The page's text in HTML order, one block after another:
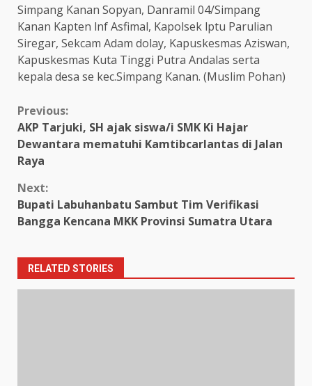
Simpang Kanan Sopyan, Danramil 04/Simpang
Kanan Kapten lnf Asfimal, Kapolsek lptu Parulian
Siregar, Sekcam Adam dolay, Kapuskesmas Aziswan,
Kapuskesmas Kuta Tinggi Putra Andalas serta
kepala desa se kec.Simpang Kanan. (Muslim Pohan)
Continue
Reading
Previous:
AKP Tarjuki, SH ajak siswa/i SMK Ki Hajar
Dewantara mematuhi Kamtibcarlantas di Jalan
Raya
Next:
Bupati Labuhanbatu Sambut Tim Verifikasi
Bangga Kencana MKK Provinsi Sumatra Utara
RELATED STORIES